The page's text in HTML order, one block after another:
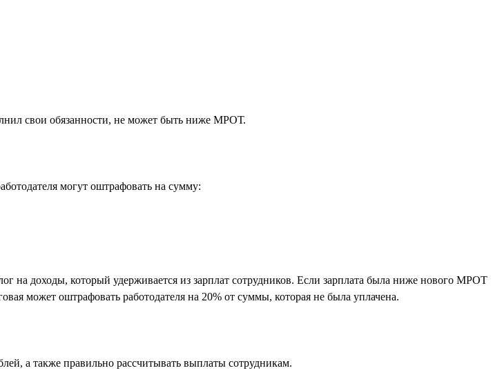
свои обязанности, не может быть ниже МРОТ.
могут оштрафовать на сумму:
на доходы, который удерживается из зарплат сотрудников. Если зарплата была ниже нового МРОТ
может оштрафовать работодателя на 20% от суммы, которая не была уплачена.
а также правильно рассчитывать выплаты сотрудникам.